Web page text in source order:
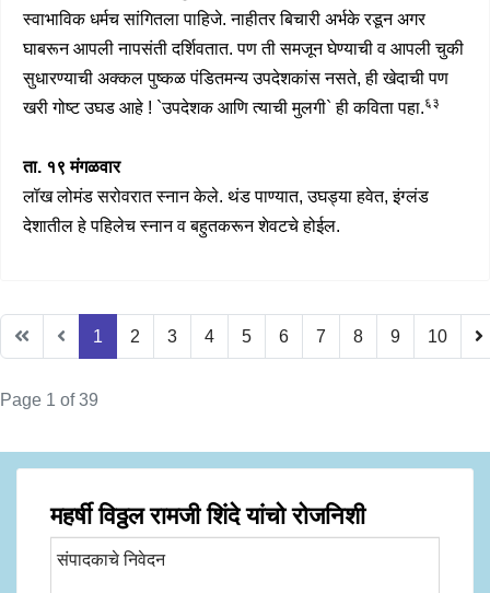
स्वाभाविक धर्मच सांगितला पाहिजे. नाहीतर बिचारी अर्भके रडून अगर
घाबरून आपली नापसंती दर्शिवतात. पण ती समजून घेण्याची व आपली चुकी
सुधारण्याची अक्कल पुष्कळ पंडितमन्य उपदेशकांस नसते, ही खेदाची पण
खरी गोष्ट उघड आहे ! `उपदेशक आणि त्याची मुलगी` ही कविता पहा.६३
ता. १९ मंगळवार
लॉख लोमंड सरोवरात स्नान केले. थंड पाण्यात, उघड्या हवेत, इंग्लंड
देशातील हे पहिलेच स्नान व बहुतकरून शेवटचे होईल.
1 2 3 4 5 6 7 8 9 10
Page 1 of 39
महर्षी विठ्ठल रामजी शिंदे यांचो रोजनिशी
संपादकाचे निवेदन